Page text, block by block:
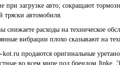
загрузке авто; сокращают
тряски автомобиля.
расходы на техническое
вибрации плохо сказывают на
продаются оригинальные
во всем мире под брендом Jinke.